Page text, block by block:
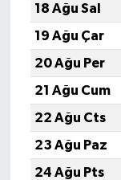
18 Ağu Sal
19 Ağu Çar
20 Ağu Per
21 Ağu Cum
22 Ağu Cts
23 Ağu Paz
24 Ağu Pts